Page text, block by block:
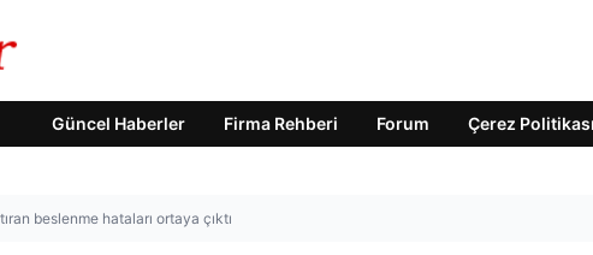
Güncel Haberler Firma Rehberi Forum Çerez Politikası
beslenme hataları ortaya çıktı